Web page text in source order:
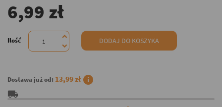
6,99 zł
Ilość DODAJ DO KOSZYKA
Dostawa już od: 13,99 zł info
local_shipping